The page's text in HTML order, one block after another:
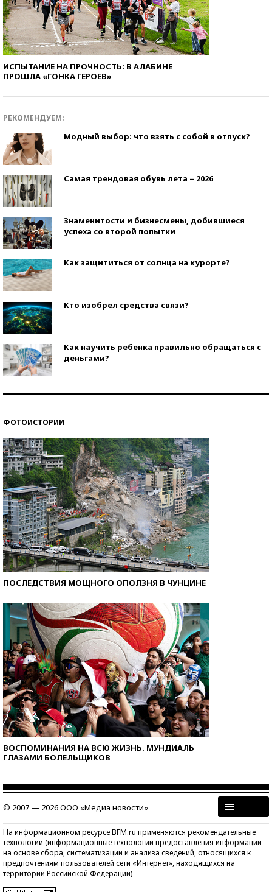
ИСПЫТАНИЕ НА ПРОЧНОСТЬ: В АЛАБИНЕ
ПРОШЛА «ГОНКА ГЕРОЕВ»
РЕКОМЕНДУЕМ:
Модный выбор: что взять с собой в отпуск?
Самая трендовая обувь лета – 2026
Знаменитости и бизнесмены, добившиеся
успеха со второй попытки
Как защититься от солнца на курорте?
Кто изобрел средства связи?
Как научить ребенка правильно обращаться с
деньгами?
ФОТОИСТОРИИ
ПОСЛЕДСТВИЯ МОЩНОГО ОПОЛЗНЯ В ЧУНЦИНЕ
ВОСПОМИНАНИЯ НА ВСЮ ЖИЗНЬ. МУНДИАЛЬ
ГЛАЗАМИ БОЛЕЛЬЩИКОВ
© 2007 — 2026 ООО «Медиа новости»
На информационном ресурсе BFM.ru применяются рекомендательные
технологии (информационные технологии предоставления информации
на основе сбора, систематизации и анализа сведений, относящихся к
предпочтениям пользователей сети «Интернет», находящихся на
территории Российской Федерации)